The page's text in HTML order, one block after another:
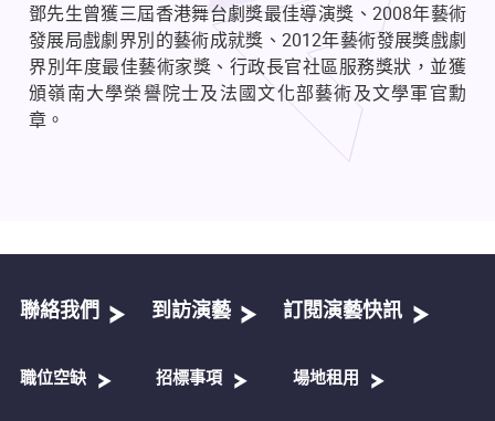
鄧先生曾獲三屆香港舞台劇獎最佳導演獎、 2008年藝術
發展局戲劇界別的藝術成就獎、2012年藝術發展獎戲劇
界別年度最佳藝術家獎、行政長官社區服務獎狀，並獲
頒嶺南大學榮譽院士及法國文化部藝術及文學軍官勳
章。
聯絡我們 到訪演藝 訂閱演藝快訊
職位空缺 招標事項 場地租用